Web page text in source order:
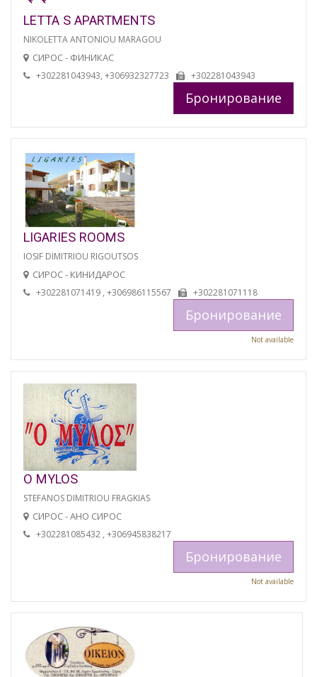
LETTA S APARTMENTS
NIKOLETTA ANTONIOU MARAGOU
СИРОС - ФИНИКАС
+302281043943, +306932327723 +302281043943
Бронирование
LIGARIES ROOMS
IOSIF DIMITRIOU RIGOUTSOS
СИРОС - КИНИДАРОС
+302281071419 , +306986115567 +302281071118
Бронирование
Not available
O MYLOS
STEFANOS DIMITRIOU FRAGKIAS
СИРОС - АНО СИРОС
+302281085432 , +306945838217
Бронирование
Not available